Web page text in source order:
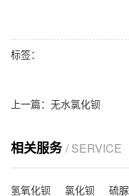
标签：
上一篇： 无水氯化钡
相关服务/ SERVICE
氢氧化钡 氯化钡 硫脲